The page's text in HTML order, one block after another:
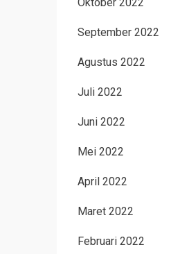
September 2022
Agustus 2022
Juli 2022
Juni 2022
Mei 2022
April 2022
Maret 2022
Februari 2022